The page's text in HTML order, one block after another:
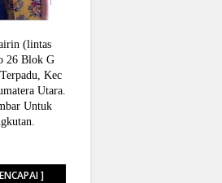
(lintas
26 Blok G
Kec
Utara.
Untuk
]